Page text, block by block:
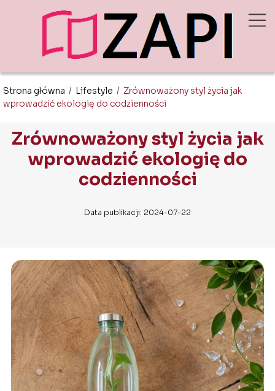
Strona główna / Lifestyle / Zrównoważony styl życia jak
wprowadzić ekologię do codzienności
Zrównoważony styl życia jak
wprowadzić ekologię do
codzienności
Data publikacji: 2024-07-22